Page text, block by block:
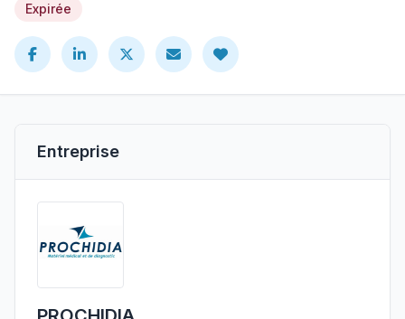
Expirée
Entreprise